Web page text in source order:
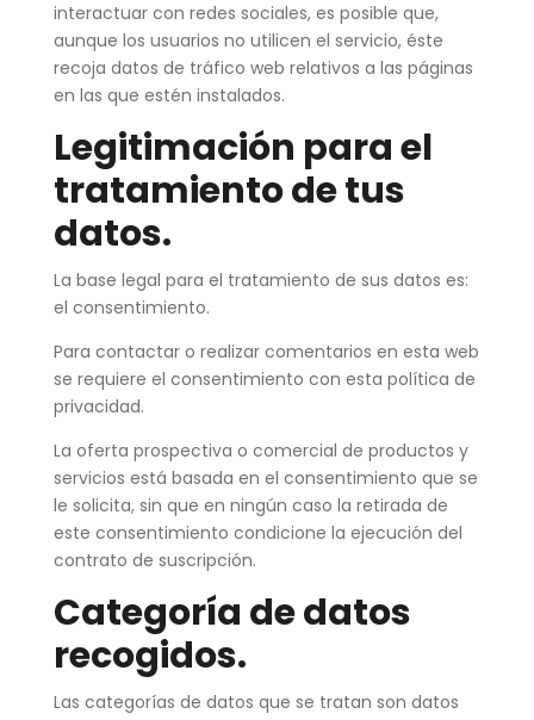
interactuar con redes sociales, es posible que,
aunque los usuarios no utilicen el servicio, éste
recoja datos de tráfico web relativos a las páginas
en las que estén instalados.
Legitimación para el
tratamiento de tus
datos.
La base legal para el tratamiento de sus datos es:
el consentimiento.
Para contactar o realizar comentarios en esta web
se requiere el consentimiento con esta política de
privacidad.
La oferta prospectiva o comercial de productos y
servicios está basada en el consentimiento que se
le solicita, sin que en ningún caso la retirada de
este consentimiento condicione la ejecución del
contrato de suscripción.
Categoría de datos
recogidos.
Las categorías de datos que se tratan son datos